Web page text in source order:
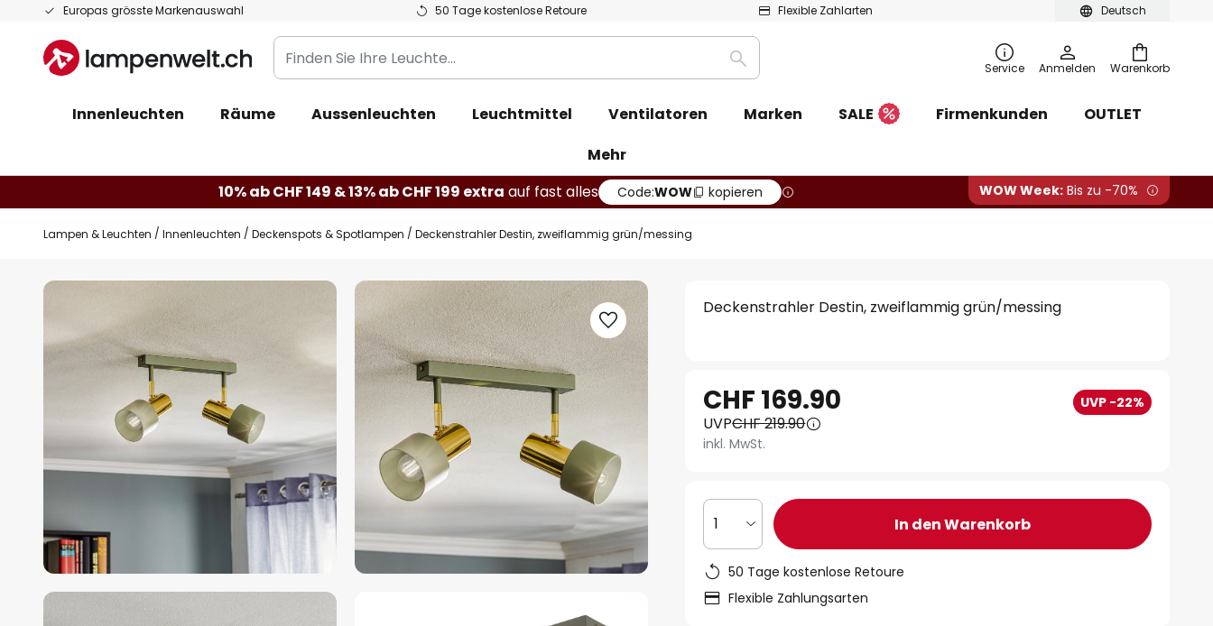
Deutsch
Europas grösste Markenauswahl 50 Tage kostenlose Retoure Flexible Zahlarten
Zum
springen
Warenkorb
Finden
Sie
Leuchte...
Suche Service Anmelden
Innenleuchten Räume Aussenleuchten Leuchtmittel Ventilatoren Marken SALE Firmenkunden
OUTLET
Mehr
10% ab CHF 149 & 13% ab CHF 199 extra auf fast alles Code:WOW kopieren WOW Week: Bis zu -70%
Lampen & Leuchten Innenleuchten Deckenspots & Spotlampen Deckenstrahler Destin, zweiflammig grün/messing
Zum
der
Bildgalerie
Deckenstrahler Destin, zweiflammig grün/messing
CHF 169.90 UVP -22%
UVPCHF 219.90
inkl. MwSt.
1 In den Warenkorb
50 Tage kostenlose Retoure
Flexible Zahlungsarten